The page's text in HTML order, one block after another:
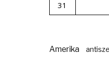
31
Amerika